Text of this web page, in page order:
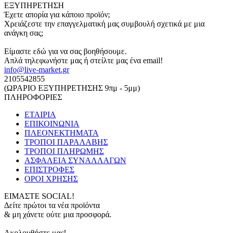
ΕΞΥΠΗΡΕΤΗΣΗ
Έχετε απορία για κάποιο προϊόν;
Χρειάζεστε την επαγγελματική μας συμβουλή σχετικά με μια
ανάγκη σας;
Είμαστε εδώ για να σας βοηθήσουμε.
Απλά τηλεφωνήστε μας ή στείλτε μας ένα email!
info@live-market.gr
2105542855
(ΩΡΑΡΙΟ ΕΞΥΠΗΡΕΤΗΣΗΣ 9πμ - 5μμ)
ΠΛΗΡΟΦΟΡΙΕΣ
ΕΤΑΙΡΙΑ
ΕΠΙΚΟΙΝΩΝΙΑ
ΠΛΕΟΝΕΚΤΗΜΑΤΑ
ΤΡΟΠΟΙ ΠΑΡΑΛΑΒΗΣ
ΤΡΟΠΟΙ ΠΛΗΡΩΜΗΣ
ΑΣΦΑΛΕΙΑ ΣΥΝΑΛΛΑΓΩΝ
ΕΠΙΣΤΡΟΦΕΣ
ΟΡΟΙ ΧΡΗΣΗΣ
ΕΙΜΑΣΤΕ SOCIAL!
Δείτε πρώτοι τα νέα προϊόντα
& μη χάνετε ούτε μια προσφορά.